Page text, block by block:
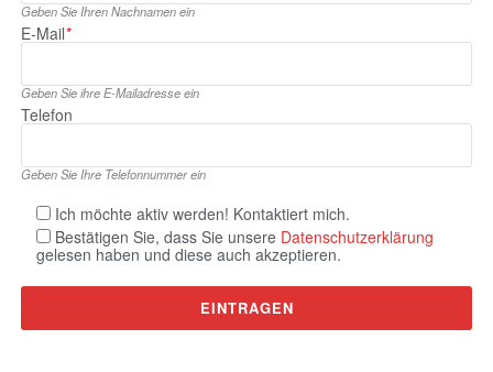
Geben Sie Ihren Nachnamen ein
E‑Mail*
Geben Sie ihre E‑Mailadresse ein
Telefon
Geben Sie Ihre Telefonnummer ein
Ich möchte aktiv werden! Kontaktiert mich.
Bestätigen Sie, dass Sie unsere Datenschutzerklärung
gelesen haben und diese auch akzeptieren.